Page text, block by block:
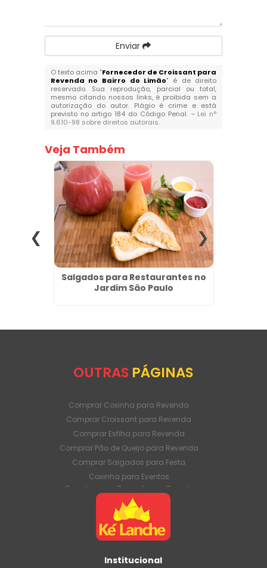
Enviar
O texto acima "Fornecedor de Croissant para
Revenda no Bairro do Limão" é de direito
reservado. Sua reprodução, parcial ou total,
mesmo citando nossos links, é proibida sem a
autorização do autor. Plágio é crime e está
previsto no artigo 184 do Código Penal. – Lei n°
9.610-98 sobre direitos autorais.
Veja Também
Salgados para Restaurantes no
Jardim São Paulo
OUTRAS PÁGINAS
Comprar Coxinha para Revenda
Comprar Croissant para Revenda
Comprar Esfiha para Revenda
Comprar Pão de Queijo para Revenda
Comprar Salgados para Festa
Coxinha para Eventos
Coxinha para Revenda em Grande
Quantidade
Coxinha para Venda Direto da Fábrica
Coxinha para Venda em Atacado
Croissant para Revenda em Grande
Croissant para Venda Direto da Fábrica
Institucional